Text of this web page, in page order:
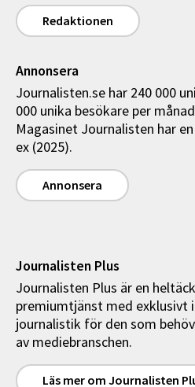
Redaktionen
Annonsera
Journalisten.se har 240 000
000 unika besökare per
Magasinet Journalisten har
ex (2025).
Annonsera
Journalisten Plus
Journalisten Plus är en
premiumtjänst med exklusivt
journalistik för den som
av mediebranschen.
Läs mer om Journalisten